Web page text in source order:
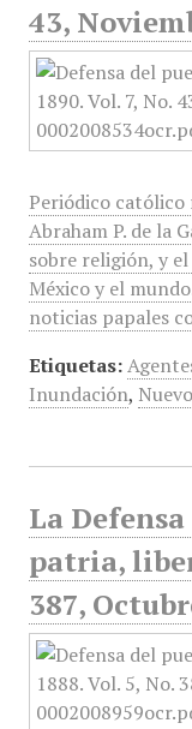
43,
Periódico
Abraham P. de la
sobre religión, y
México y el
noticias papales
Etiquetas:
Inundación,
La
patria,
387,